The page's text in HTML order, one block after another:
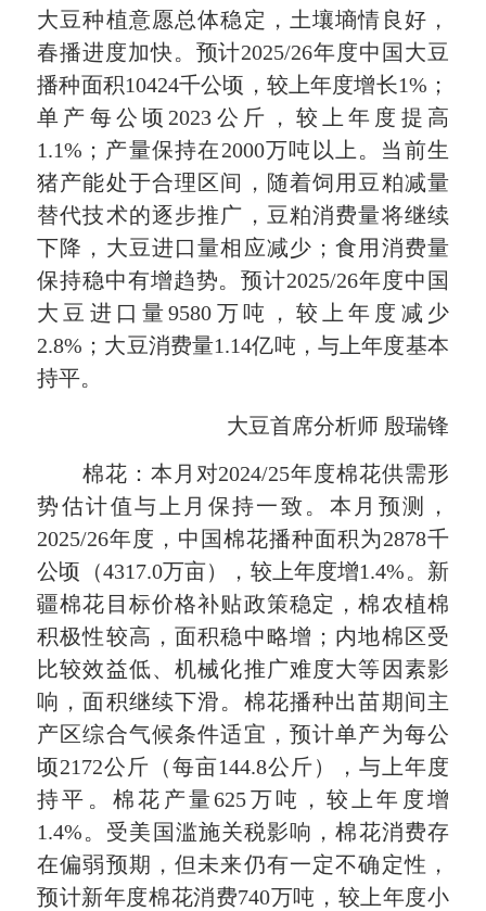
大豆种植意愿总体稳定，土壤墒情良好，
春播进度加快。预计2025/26年度中国大豆
播种面积10424千公顷，较上年度增长1%；
单产每公顷2023公斤，较上年度提高
1.1%；产量保持在2000万吨以上。当前生
猪产能处于合理区间，随着饲用豆粕减量
替代技术的逐步推广，豆粕消费量将继续
下降，大豆进口量相应减少；食用消费量
保持稳中有增趋势。预计2025/26年度中国
大豆进口量9580万吨，较上年度减少
2.8%；大豆消费量1.14亿吨，与上年度基本
持平。
大豆首席分析师 殷瑞锋
棉花：本月对2024/25年度棉花供需形
势估计值与上月保持一致。本月预测，
2025/26年度，中国棉花播种面积为2878千
公顷（4317.0万亩），较上年度增1.4%。新
疆棉花目标价格补贴政策稳定，棉农植棉
积极性较高，面积稳中略增；内地棉区受
比较效益低、机械化推广难度大等因素影
响，面积继续下滑。棉花播种出苗期间主
产区综合气候条件适宜，预计单产为每公
顷2172公斤（每亩144.8公斤），与上年度
持平。棉花产量625万吨，较上年度增
1.4%。受美国滥施关税影响，棉花消费存
在偏弱预期，但未来仍有一定不确定性，
预计新年度棉花消费740万吨，较上年度小